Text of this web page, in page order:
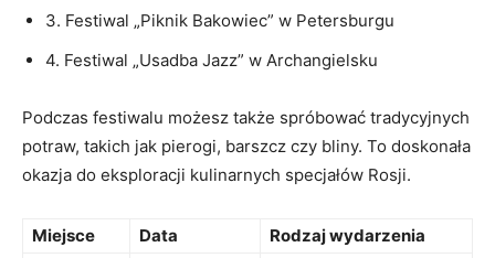
3. Festiwal „Piknik Bakowiec” w ⁤Petersburgu
4. Festiwal „Usadba Jazz”⁤ w ​Archangielsku
Podczas festiwalu możesz także ‌spróbować tradycyjnych‌
potraw, takich jak pierogi,‌ barszcz czy⁤ bliny. To⁢ doskonała
okazja do eksploracji kulinarnych ⁤specjałów Rosji.
Miejsce Data
Rodzaj wydarzenia